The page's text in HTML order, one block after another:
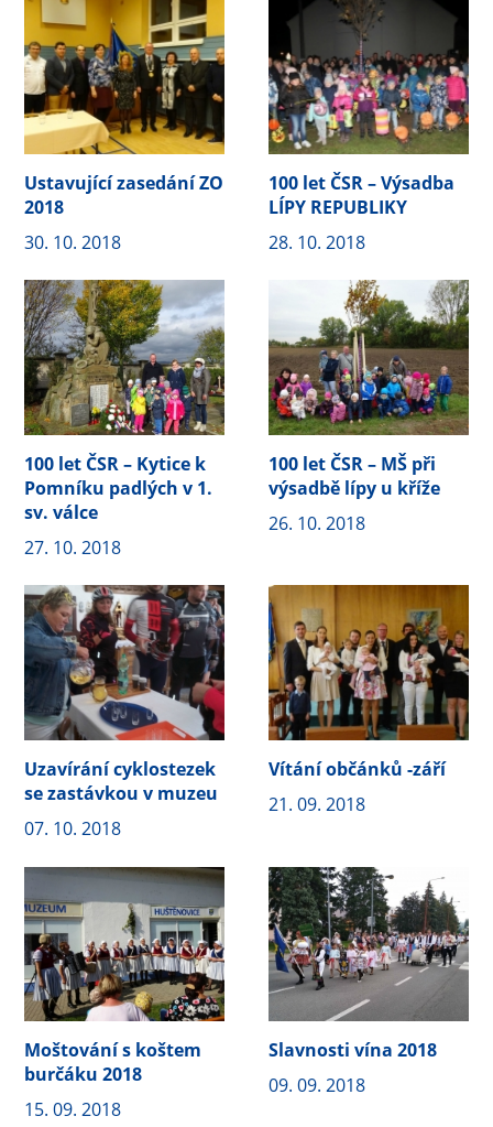
Ustavující zasedání ZO
2018
30. 10. 2018
100 let ČSR – Výsadba
LÍPY REPUBLIKY
28. 10. 2018
100 let ČSR – Kytice k
Pomníku padlých v 1.
sv. válce
27. 10. 2018
100 let ČSR – MŠ při
výsadbě lípy u kříže
26. 10. 2018
Uzavírání cyklostezek
se zastávkou v muzeu
07. 10. 2018
Vítání občánků -září
21. 09. 2018
Moštování s koštem
burčáku 2018
15. 09. 2018
Slavnosti vína 2018
09. 09. 2018